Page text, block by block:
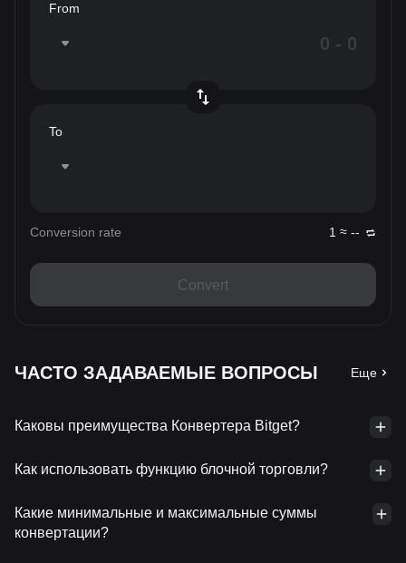
From
To
Conversion rate 1 ≈ --
Convert
ЧАСТО ЗАДАВАЕМЫЕ ВОПРОСЫ Еще
Каковы преимущества Конвертера Bitget?
Как использовать функцию блочной торговли?
Какие минимальные и максимальные суммы
конвертации?